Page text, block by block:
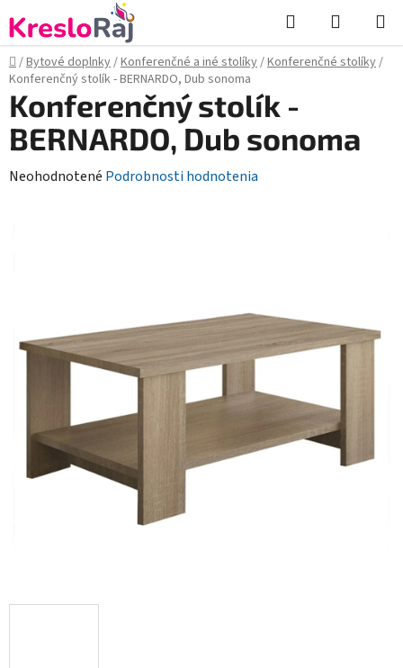
na
obsah
Hľadať
KOŠÍK
Domov
/Bytové doplnky/Konferenčné a iné stolíky/Konferenčné stolíky/
Konferenčný stolík - BERNARDO, Dub sonoma
Konferenčný stolík -
BERNARDO, Dub sonoma
Priemerné
hviezdičiek.
Neohodnotené Podrobnosti hodnotenia